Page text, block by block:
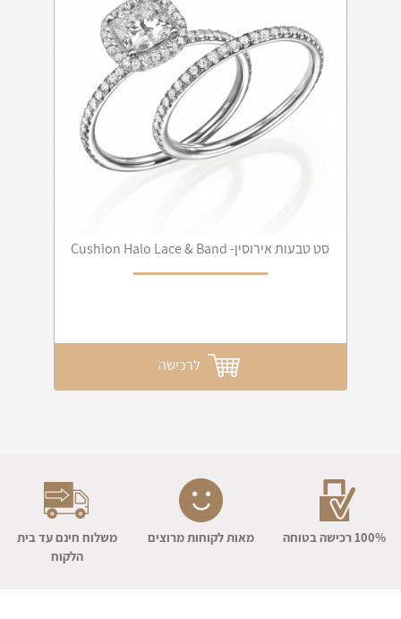
סט טבעות אירוסין- Cushion Halo Lace & Band
100% רכישה בטוחה מאות לקוחות מרוצים
משלוח חינם עד בית
הלקוח